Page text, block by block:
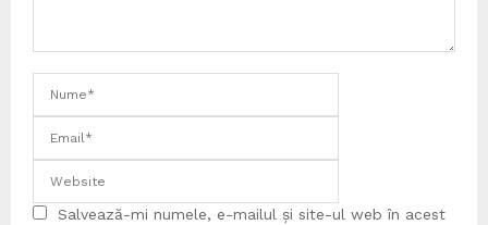
Salvează-mi numele, e-mailul și site-ul web în acest